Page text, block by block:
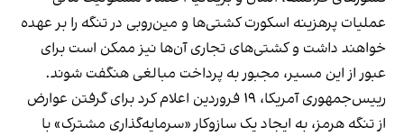
عملیات پرهزینه اسکورت کشتی‌ها و مین‌روبی در تنگه را بر عهده
خواهند داشت و کشتی‌های تجاری آن‌ها نیز ممکن است برای
عبور از این مسیر، مجبور به پرداخت مبالغی هنگفت شوند.
رییس‌جمهوری آمریکا، ۱۹ فروردین اعلام کرد برای گرفتن عوارض
از تنگه هرمز، به ایجاد یک سازوکار «سرمایه‌گذاری مشترک» با